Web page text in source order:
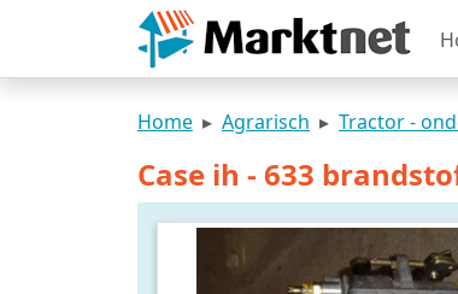
Home Agrarisch Tractor -
Case ih - 633